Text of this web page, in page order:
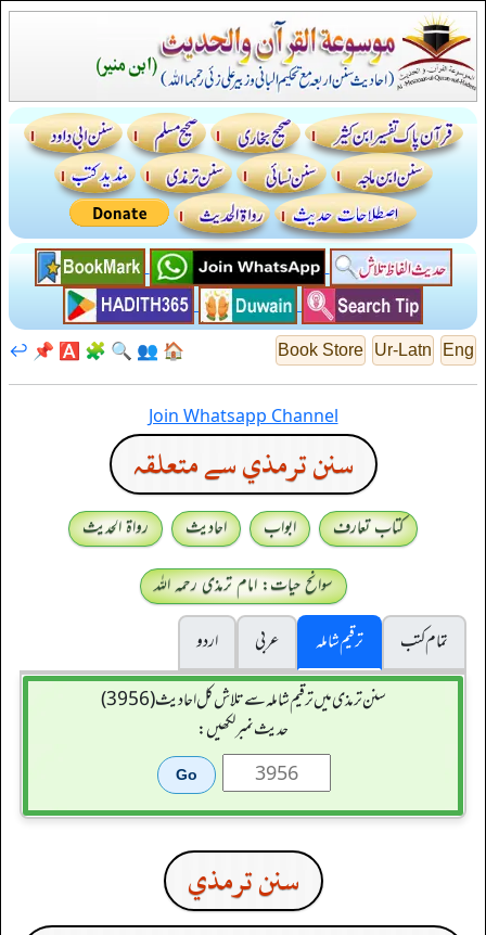
Eng
Ur-Latn
Book Store
🏠
👥
🔍
🧩
🅰️
📌
↩️
Join Whatsapp Channel
سنن ترمذي سے متعلقہ
کتاب تعارف ابواب احادیث
رواۃ الحدیث
سوانح حیات: امام ترمذی رحمہ اللہ
تمام کتب
ترقیم شاملہ عربی
اردو
سنن ترمذی میں ترقیم شاملہ سے تلاش کل احادیث (3956)
حدیث نمبر لکھیں:
سنن ترمذي